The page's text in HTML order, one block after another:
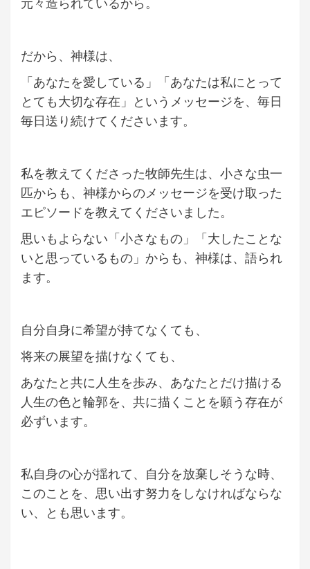
だから、神様は、
「あなたを愛している」「あなたは私にとって
とても大切な存在」というメッセージを、毎日
毎日送り続けてくださいます。
私を教えてくださった牧師先生は、小さな虫一
匹からも、神様からのメッセージを受け取った
エピソードを教えてくださいました。
思いもよらない「小さなもの」「大したことな
いと思っているもの」からも、神様は、語られ
ます。
自分自身に希望が持てなくても、
将来の展望を描けなくても、
あなたと共に人生を歩み、あなたとだけ描ける
人生の色と輪郭を、共に描くことを願う存在が
必ずいます。
私自身の心が揺れて、自分を放棄しそうな時、
このことを、思い出す努力をしなければならな
い、とも思います。